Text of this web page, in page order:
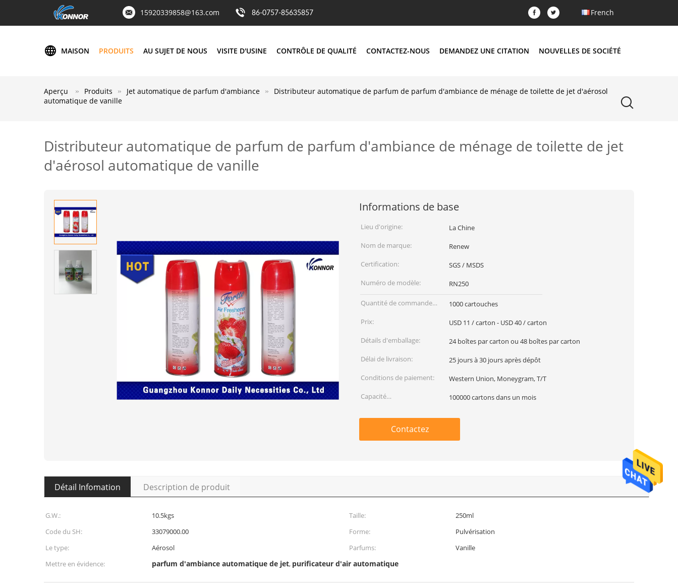
15920339858@163.com 86-0757-85635857 French
MAISON PRODUITS AU SUJET DE NOUS VISITE D'USINE CONTRÔLE DE QUALITÉ CONTACTEZ-NOUS DEMANDEZ UNE CITATION NOUVELLES DE SOCIÉTÉ
Aperçu Produits Jet automatique de parfum d'ambiance
Distributeur automatique de parfum de parfum d'ambiance de ménage de toilette de jet d'aérosol
automatique de vanille
Distributeur automatique de parfum de parfum d'ambiance de ménage de toilette de jet
d'aérosol automatique de vanille
Informations de base
Lieu d'origine:
La Chine
Nom de marque:
Renew
Certification:
SGS / MSDS
Numéro de modèle:
RN250
Quantité de commande
min:
1000 cartouches
Prix:
USD 11 / carton - USD 40 / carton
Détails d'emballage:
24 boîtes par carton ou 48 boîtes par carton
Délai de livraison:
25 jours à 30 jours après dépôt
Conditions de paiement:
Western Union, Moneygram, T/T
Capacité
100000 cartons dans un mois
Contactez
Détail Infomation Description de produit
G.W.: 10.5kgs Taille:
250ml
Code du SH:
33079000.00 Forme:
Pulvérisation
Le type:
Aérosol Parfums:
Vanille
Mettre en évidence:
parfum d'ambiance automatique de jet, purificateur d'air automatique